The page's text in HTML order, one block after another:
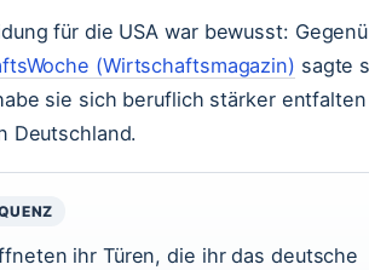
für die USA war bewusst:
(Wirtschaftsmagazin) sagte
sie sich beruflich stärker entfalten
Deutschland.
ihr Türen, die ihr das deutsche